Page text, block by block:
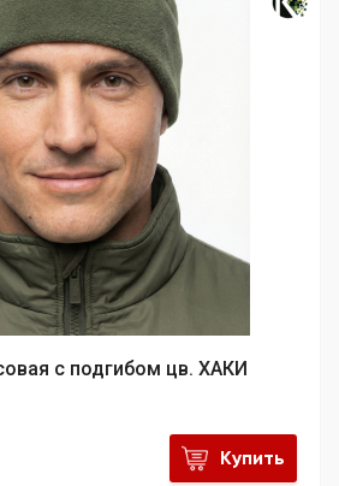
с подгибом цв. ХАКИ
Купить